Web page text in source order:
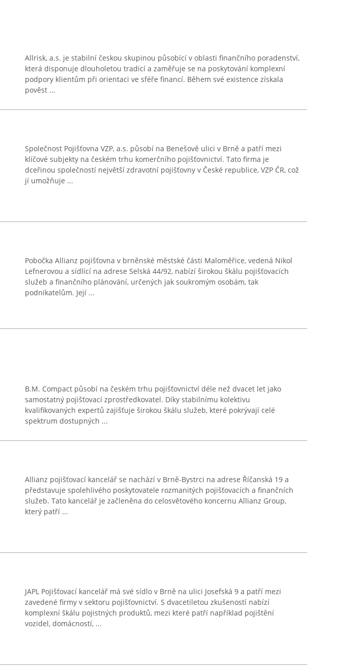
Allrisk, a.s. je stabilní českou skupinou působící v oblasti finančního poradenství,
která disponuje dlouholetou tradicí a zaměřuje se na poskytování komplexní
podpory klientům při orientaci ve sféře financí. Během své existence získala
pověst ...
Společnost Pojišťovna VZP, a.s. působí na Benešově ulici v Brně a patří mezi
klíčové subjekty na českém trhu komerčního pojišťovnictví. Tato firma je
dceřinou společností největší zdravotní pojišťovny v České republice, VZP ČR, což
jí umožňuje ...
Pobočka Allianz pojišťovna v brněnské městské části Maloměřice, vedená Nikol
Lefnerovou a sídlící na adrese Selská 44/92, nabízí širokou škálu pojišťovacích
služeb a finančního plánování, určených jak soukromým osobám, tak
podnikatelům. Její ...
B.M. Compact působí na českém trhu pojišťovnictví déle než dvacet let jako
samostatný pojišťovací zprostředkovatel. Díky stabilnímu kolektivu
kvalifikovaných expertů zajišťuje širokou škálu služeb, které pokrývají celé
spektrum dostupných ...
Allianz pojišťovací kancelář se nachází v Brně-Bystrci na adrese Říčanská 19 a
představuje spolehlivého poskytovatele rozmanitých pojišťovacích a finančních
služeb. Tato kancelář je začleněna do celosvětového koncernu Allianz Group,
který patří ...
JAPL Pojišťovací kancelář má své sídlo v Brně na ulici Josefská 9 a patří mezi
zavedené firmy v sektoru pojišťovnictví. S dvacetiletou zkušeností nabízí
komplexní škálu pojistných produktů, mezi které patří například pojištění
vozidel, domácností, ...